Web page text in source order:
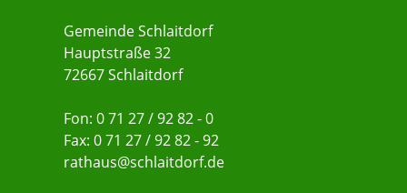
Gemeinde Schlaitdorf
Hauptstraße 32
72667 Schlaitdorf
Fon: 0 71 27 / 92 82 - 0
Fax: 0 71 27 / 92 82 - 92
rathaus@schlaitdorf.de